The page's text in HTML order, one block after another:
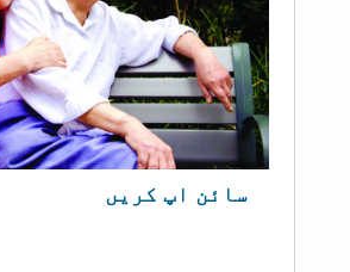
سائن اپ کریں